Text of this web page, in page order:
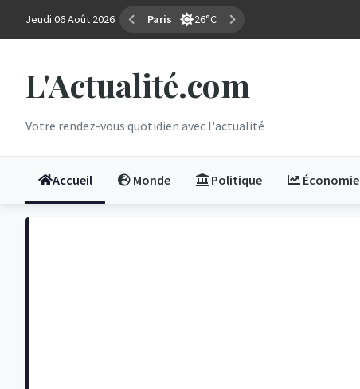
Jeudi 06 Août 2026 Marseille 35°C
L'Actualité.com
Votre rendez-vous quotidien avec l'actualité
Accueil Monde Politique Économie